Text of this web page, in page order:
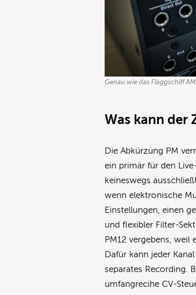
Genau wie das Flaggschiff
Was kann der
Die Abkürzung PM
ein primär für den
keineswegs
wenn elektronische
Einstellungen, einen
und flexibler Filter-
PM12 vergebens, weil
Dafür kann jeder
separates Recording.
umfangrecihe CV-